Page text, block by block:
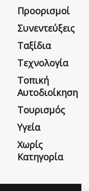
Προορισμοί
Συνεντεύξεις
Ταξίδια
Τεχνολογία
Τοπική
Αυτοδιοίκηση
Τουρισμός
Υγεία
Χωρίς
Κατηγορία